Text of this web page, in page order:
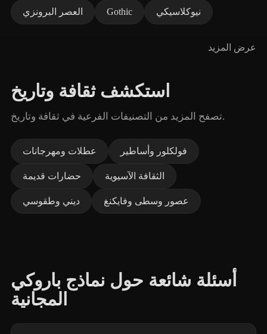
العصر البرونزي Gothic نيوكلاسيكي
عرض المزيد
استكشف ثقافة وتاريخ
تصفح المزيد من التصنيفات الفرعية في ثقافة وتاريخ.
عطلات ومهرجانات فولكلور وأساطير
حضارات قديمة الثقافة الآسيوية
ديني وطقوسي عصور وسطى وفايكنغ
أسئلة شائعة حول نماذج باروكي
المجانية